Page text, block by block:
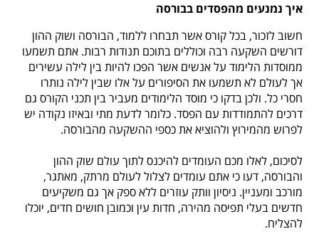
איך נמנעים מהפסדים בבורסה
חשוב לזכור, בכל קורס אשר תבחרו ללמוד, הבורסה ושוק ההון
דורשים השקעה רבה וכוללים בתוכם תנודות רבות. אתם תשמעו
ממוסדות הלימוד על אנשים אשר הפכו להיות בין לילה עשירים
אך לעולם לא תשמעו את הסיפורים על אלו שבין לילה נותרו
חסרי כל. ולכן בדקו כי מוסד הלימודים מעביר בין תכני הקורס גם
דרכים להתמודדות עם הפסד. כלומר לדעת מתי ובאיזו נקודה יש
לפרוש מהמירוץ ולהוציא את כספי ההשקעה מהבורסה.
לסיכום, לאלו מכם העומדים להיכנס לתוך עולם שוק ההון
והבורסה, דעו כי אתם עומדים לצלול לעולם מרתק, מאתגר,
מורכב ומעניין. ניסיון וותק עוזרים ללא ספק אך גם משקיעים
חדשים בעלי תפיסה מהירה, חדות עין וכמובן חושים חדים, יוכלו
להצליח.